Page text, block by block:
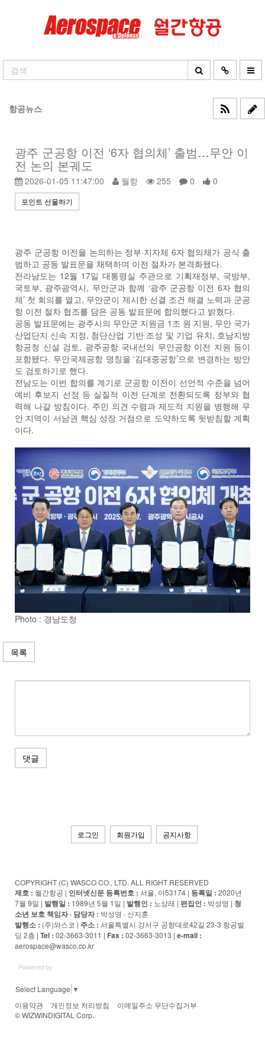
항공뉴스
광주 군공항 이전 ‘6자 협의체’ 출범…무안 이
전 논의 본궤도
2026-01-05 11:47:00 월항 255 0 0
포인트 선물하기
광주 군공항 이전을 논의하는 정부·지자체 6자 협의체가 공식 출
범하고 공동 발표문을 채택하며 이전 절차가 본격화됐다.
전라남도는 12월 17일 대통령실 주관으로 기획재정부, 국방부,
국토부, 광주광역시, 무안군과 함께 ‘광주 군공항 이전 6자 협의
체’ 첫 회의를 열고, 무안군이 제시한 선결 조건 해결 노력과 군공
항 이전 절차 협조를 담은 공동 발표문에 합의했다고 밝혔다.
공동 발표문에는 광주시의 무안군 지원금 1조 원 지원, 무안 국가
산업단지 신속 지정, 첨단산업 기반 조성 및 기업 유치, 호남지방
항공청 신설 검토, 광주공항 국내선의 무안공항 이전 지원 등이
포함됐다. 무안국제공항 명칭을 ‘김대중공항’으로 변경하는 방안
도 검토하기로 했다.
전남도는 이번 합의를 계기로 군공항 이전이 선언적 수준을 넘어
예비 후보지 선정 등 실질적 이전 단계로 전환되도록 정부와 협
력해 나갈 방침이다. 주민 의견 수렴과 제도적 지원을 병행해 무
안 지역이 서남권 핵심 성장 거점으로 도약하도록 뒷받침할 계획
이다.
Photo : 경남도청
목록
댓글
로그인 회원가입 공지사항
COPYRIGHT (C) WASCO CO., LTD. ALL RIGHT RESERVED
제호 : 월간항공 | 인터넷신문 등록번호 : 서울, 아53174 | 등록일 : 2020년
7월 9일 | 발행일 : 1989년 5월 1일 | 발행인 : 노상래 | 편집인 : 박성영 | 청
소년 보호 책임자 · 담당자: 박성영 · 신지훈
발행소 : (주)와스코 | 주소 : 서울특별시 강서구 공항대로42길 23-3 항공빌
딩 2층 | Tel : 02-3663-3011 | Fax : 02-3663-3013 | e-mail :
aerospace@wasco.co.kr
Powered by
Select Language ▼
이용약관
개인정보 처리방침
이메일주소 무단수집거부
© WIZWINDIGITAL Corp.